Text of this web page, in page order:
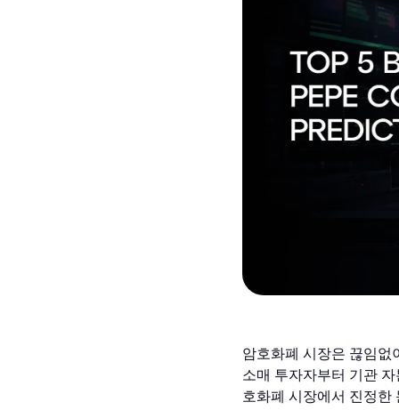
암호화폐 시장은 끊임없
소매 투자자부터 기관
호화폐 시장에서 진정한